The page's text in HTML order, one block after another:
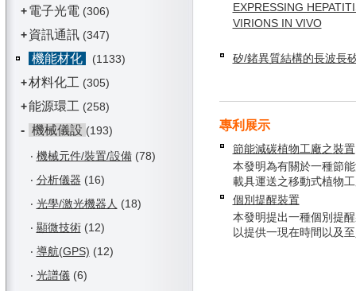
+ 電子光電 (306)
+ 資訊通訊(347)
機能材化
(1133)
+材料化工 (305)
+能源環工 (258)
- 機械儀設 (193)
‧ 機械元件/裝置/設備(78)
‧ 分析儀器 (16)
‧ 光學/激光機器人 (18)
‧ 顯微技術(12)
‧ 導航(GPS) (12)
‧ 光譜儀(6)
EXPRESSING
VIRIONS IN VIVO
矽/鍺異質結構的長波長
專利展示
節能減碳植物工廠之裝置
本發明為有關於一種節
載具運送之移動式植物
個別提醒裝置
本發明提出一種個別提
以提供一現在時間以及